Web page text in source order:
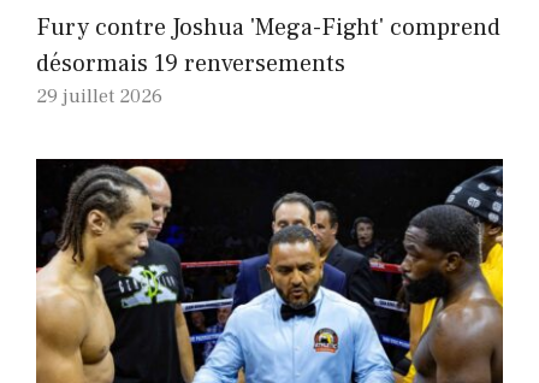
Fury contre Joshua 'Mega-Fight' comprend
désormais 19 renversements
29 juillet 2026